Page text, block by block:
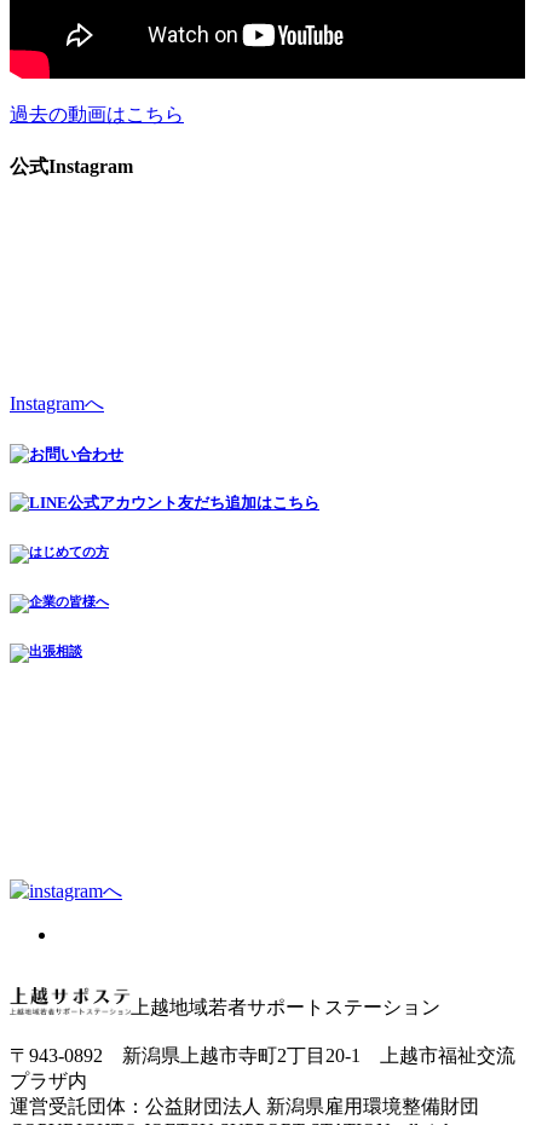
過去の動画はこちら
公式Instagram
Instagramへ
上越地域若者サポートステーション
〒943-0892 新潟県上越市寺町2丁目20-1 上越市福祉交流
プラザ内
運営受託団体：公益財団法人 新潟県雇用環境整備財団